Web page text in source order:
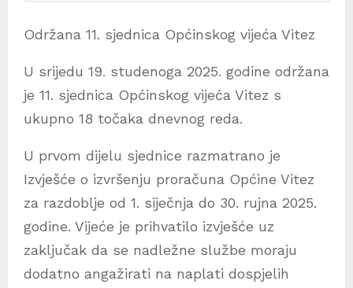
Održana 11. sjednica Općinskog vijeća Vitez
U srijedu 19. studenoga 2025. godine održana
je 11. sjednica Općinskog vijeća Vitez s
ukupno 18 točaka dnevnog reda.
U prvom dijelu sjednice razmatrano je
Izvješće o izvršenju proračuna Općine Vitez
za razdoblje od 1. siječnja do 30. rujna 2025.
godine. Vijeće je prihvatilo izvješće uz
zaključak da se nadležne službe moraju
dodatno angažirati na naplati dospjelih